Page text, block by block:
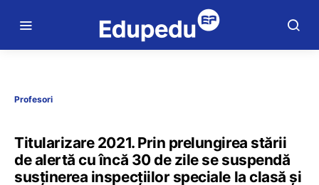
Profesori
Titularizare 2021. Prin prelungirea stării
de alertă cu încă 30 de zile se suspendă
susținerea inspecțiilor speciale la clasă și